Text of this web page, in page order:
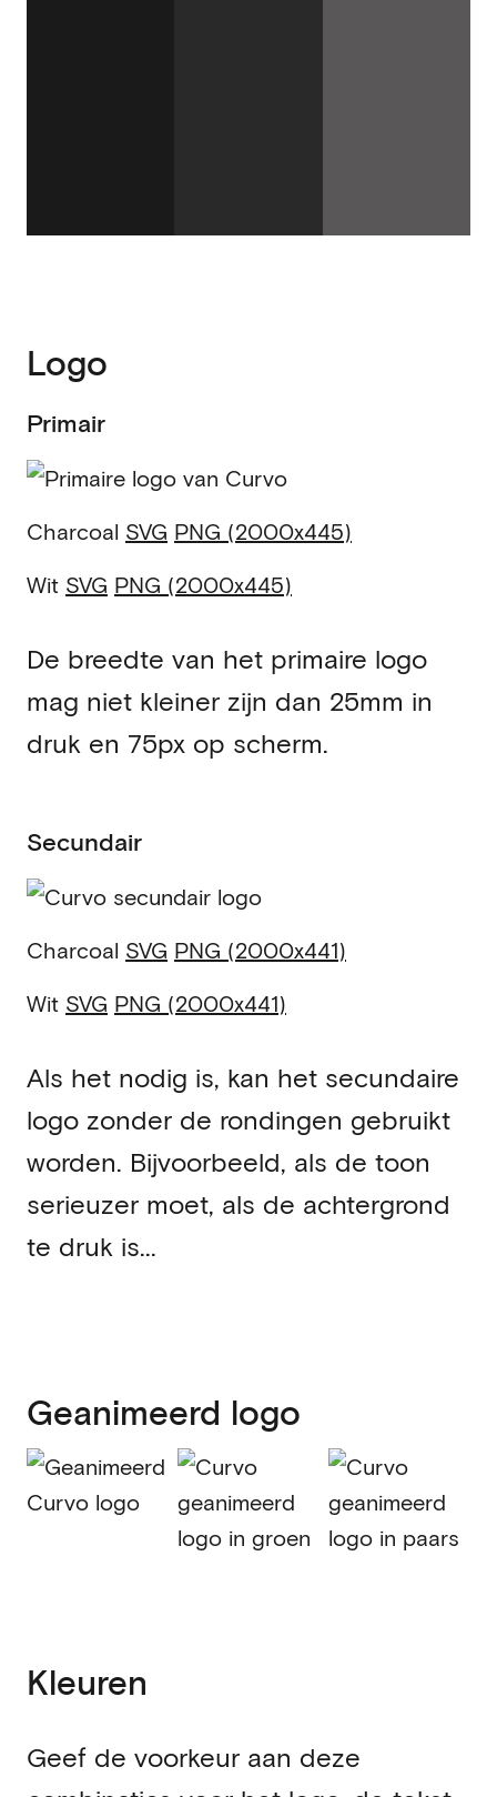
Logo
Primair
Charcoal SVG PNG (2000x445)
Wit SVG PNG (2000x445)
De breedte van het primaire logo
mag niet kleiner zijn dan 25mm in
druk en 75px op scherm.
Secundair
Charcoal SVG PNG (2000x441)
Wit SVG PNG (2000x441)
Als het nodig is, kan het secundaire
logo zonder de rondingen gebruikt
worden. Bijvoorbeeld, als de toon
serieuzer moet, als de achtergrond
te druk is...
Geanimeerd logo
Kleuren
Geef de voorkeur aan deze